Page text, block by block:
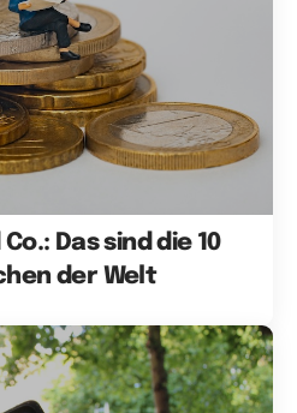
Das sind die 10
der Welt